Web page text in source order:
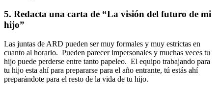
5. Redacta una carta de “La visión del futuro de mi
hijo”
Las juntas de ARD pueden ser muy formales y muy estrictas en
cuanto al horario. Pueden parecer impersonales y muchas veces tu
hijo puede perderse entre tanto papeleo. El equipo trabajando para
tu hijo esta ahí para prepararse para el año entrante, tú estás ahí
preparándote para el resto de la vida de tu hijo.